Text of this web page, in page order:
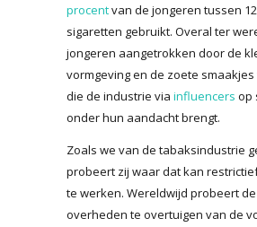
procentvan de jongeren tussen
sigaretten gebruikt. Overal ter
jongeren aangetrokken door de
vormgeving en de zoete
die de industrie via influencers op
onder hun aandacht brengt.
Zoals we van de tabaksindustrie
probeert zij waar dat kan
te werken. Wereldwijd probeert
overheden te overtuigen van de